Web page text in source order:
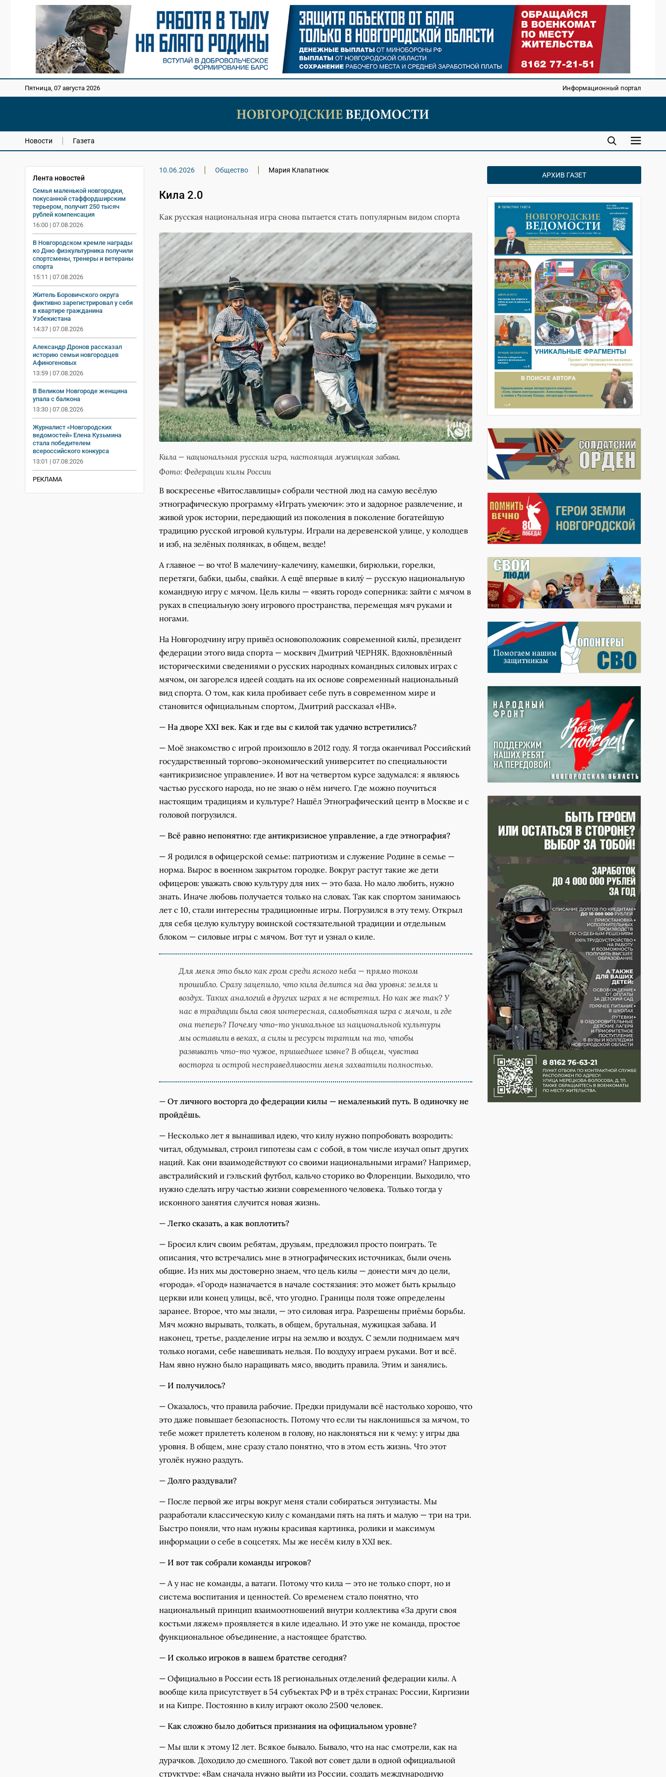
Пятница, 07 августа 2026 Информационный портал
Новости Газета
Лента новостей
Семья маленькой новгородки,
покусанной стаффордширским
терьером, получит 250 тысяч
рублей компенсация
16:00 | 07.08.2026
В Новгородском кремле награды
ко Дню физкультурника получили
спортсмены, тренеры и ветераны
спорта
15:11 | 07.08.2026
Житель Боровичского округа
фиктивно зарегистрировал у себя
в квартире гражданина
Узбекистана
14:37 | 07.08.2026
Александр Дронов рассказал
историю семьи новгородцев
Афиногеновых
13:59 | 07.08.2026
В Великом Новгороде женщина
упала с балкона
13:30 | 07.08.2026
Журналист «Новгородских
ведомостей» Елена Кузьмина
стала победителем
всероссийского конкурса
13:01 | 07.08.2026
РЕКЛАМА
10.06.2026 Общество Мария Клапатнюк
Кила 2.0
Как русская национальная игра снова пытается стать популярным видом спорта
Кила — национальная русская игра, настоящая мужицкая забава.
Фото: Федерации килы России
В воскресенье «Витославлицы» собрали честной люд на самую весёлую
этнографическую программу «Играть умеючи»: это и задорное развлечение, и
живой урок истории, передающий из поколения в поколение богатейшую
традицию русской игровой культуры. Играли на деревенской улице, у колодцев
и изб, на зелёных полянках, в общем, везде!
А главное — во что! В малечину-калечину, камешки, бирюльки, горелки,
перетяги, бабки, цыбы, свайки. А ещё впервые в килу́ — русскую национальную
командную игру с мячом. Цель килы — «взять город» соперника: зайти с мячом в
руках в специальную зону игрового пространства, перемещая мяч руками и
ногами.
На Новгородчину игру привёз основоположник современной килы́, президент
федерации этого вида спорта — москвич Дмитрий ЧЕРНЯК. Вдохновлённый
историческими сведениями о русских народных командных силовых играх с
мячом, он загорелся идеей создать на их основе современный национальный
вид спорта. О том, как кила пробивает себе путь в современном мире и
становится официальным спортом, Дмитрий рассказал «НВ».
— На дворе XXI век. Как и где вы с килой так удачно встретились?
— Моё знакомство с игрой произошло в 2012 году. Я тогда оканчивал Российский
государственный торгово-экономический университет по специальности
«антикризисное управление». И вот на четвертом курсе задумался: я являюсь
частью русского народа, но не знаю о нём ничего. Где можно поучиться
настоящим традициям и культуре? Нашёл Этнографический центр в Москве и с
головой погрузился.
— Всё равно непонятно: где антикризисное управление, а где этнография?
— Я родился в офицерской семье: патриотизм и служение Родине в семье —
норма. Вырос в военном закрытом городке. Вокруг растут такие же дети
офицеров: уважать свою культуру для них — это база. Но мало любить, нужно
знать. Иначе любовь получается только на словах. Так как спортом занимаюсь
лет с 10, стали интересны традиционные игры. Погрузился в эту тему. Открыл
для себя целую культуру воинской состязательной традиции и отдельным
блоком — силовые игры с мячом. Вот тут и узнал о киле.
Для меня это было как гром среди ясного неба — прямо током
прошибло. Сразу зацепило, что кила делится на два уровня: земля и
воздух. Таких аналогий в других играх я не встретил. Но как же так? У
нас в традиции была своя интересная, самобытная игра с мячом, и где
она теперь? Почему что-то уникальное из национальной культуры
мы оставили в веках, а силы и ресурсы тратим на то, чтобы
развивать что-то чужое, пришедшее извне? В общем, чувства
восторга и острой несправедливости меня захватили полностью.
— От личного восторга до федерации килы — немаленький путь. В одиночку не
пройдёшь.
— Несколько лет я вынашивал идею, что килу нужно попробовать возродить:
читал, обдумывал, строил гипотезы сам с собой, в том числе изучал опыт других
наций. Как они взаимодействуют со своими национальными играми? Например,
австралийский и гэльский футбол, кальчо сторико во Флоренции. Выходило, что
нужно сделать игру частью жизни современного человека. Только тогда у
исконного занятия случится новая жизнь.
— Легко сказать, а как воплотить?
— Бросил клич своим ребятам, друзьям, предложил просто поиграть. Те
описания, что встречались мне в этнографических источниках, были очень
общие. Из них мы достоверно знаем, что цель килы — донести мяч до цели,
«города». «Город» назначается в начале состязания: это может быть крыльцо
церкви или конец улицы, всё, что угодно. Границы поля тоже определены
заранее. Второе, что мы знали, — это силовая игра. Разрешены приёмы борьбы.
Мяч можно вырывать, толкать, в общем, брутальная, мужицкая забава. И
наконец, третье, разделение игры на землю и воздух. С земли поднимаем мяч
только ногами, себе навешивать нельзя. По воздуху играем руками. Вот и всё.
Нам явно нужно было наращивать мясо, вводить правила. Этим и занялись.
— И получилось?
— Оказалось, что правила рабочие. Предки придумали всё настолько хорошо, что
это даже повышает безопасность. Потому что если ты наклонишься за мячом, то
тебе может прилететь коленом в голову, но наклоняться ни к чему: у игры два
уровня. В общем, мне сразу стало понятно, что в этом есть жизнь. Что этот
уголёк нужно раздуть.
— Долго раздували?
— После первой же игры вокруг меня стали собираться энтузиасты. Мы
разработали классическую килу с командами пять на пять и малую — три на три.
Быстро поняли, что нам нужны красивая картинка, ролики и максимум
информации о себе в соцсетях. Мы же несём килу в XXI век.
— И вот так собрали команды игроков?
— А у нас не команды, а ватаги. Потому что кила — это не только спорт, но и
система воспитания и ценностей. Со временем стало понятно, что
национальный принцип взаимоотношений внутри коллектива «За други своя
костьми ляжем» проявляется в киле идеально. И это уже не команда, простое
функциональное объединение, а настоящее братство.
— И сколько игроков в вашем братстве сегодня?
— Официально в России есть 18 региональных отделений федерации килы. А
вообще кила присутствует в 54 субъектах РФ и в трёх странах: России, Киргизии
и на Кипре. Постоянно в килу играют около 2500 человек.
— Как сложно было добиться признания на официальном уровне?
— Мы шли к этому 12 лет. Всякое бывало. Бывало, что на нас смотрели, как на
дурачков. Доходило до смешного. Такой вот совет дали в одной официальной
структуре: «Вам сначала нужно выйти из России, создать международную
АРХИВ ГАЗЕТ